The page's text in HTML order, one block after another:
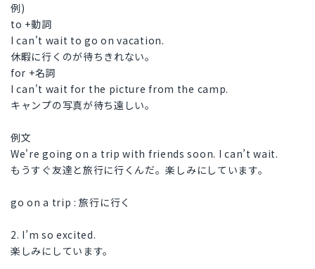
例)
to +動詞
I can't wait to go on vacation.
休暇に行くのが待ちきれない。
for +名詞
I can't wait for the picture from the camp.
キャンプの写真が待ち遠しい。
例文
We're going on a trip with friends soon. I can’t wait.
もうすぐ友達と旅行に行くんだ。楽しみにしています。
go on a trip : 旅行に行く
2. I’m so excited.
楽しみにしています。